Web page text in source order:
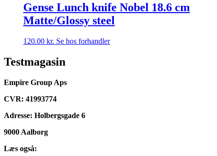
Gense Lunch knife Nobel 18.6 cm
Matte/Glossy steel
120.00 kr. Se hos forhandler
Testmagasin
Empire Group Aps
CVR: 41993774
Adresse: Holbergsgade 6
9000 Aalborg
Læs også: